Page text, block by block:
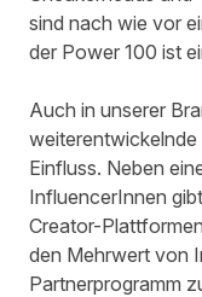
sind nach wie vor
der Power 100 ist
Auch in unserer
weiterentwickelnde
Einfluss. Neben
InfluencerInnen
Creator-
den Mehrwert von
Partnerprogramm